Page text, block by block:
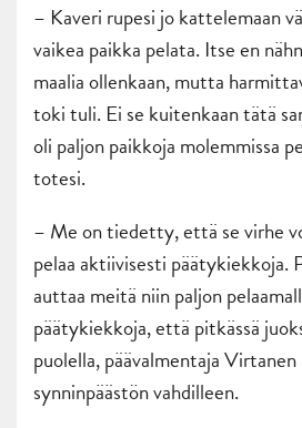
– Kaveri rupesi jo kattelemaan
vaikea paikka pelata. Itse en
maalia ollenkaan, mutta
toki tuli. Ei se kuitenkaan tätä
oli paljon paikkoja molemmissa
totesi.
– Me on tiedetty, että se virhe
pelaa aktiivisesti päätykiekkoja.
auttaa meitä niin paljon
päätykiekkoja, että pitkässä
puolella, päävalmentaja
synninpäästön vahdilleen.